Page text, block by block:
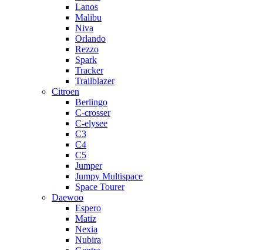
Lanos
Malibu
Niva
Orlando
Rezzo
Spark
Tracker
Trailblazer
Citroen
Berlingo
C-crosser
C-elysee
C3
C4
C5
Jumper
Jumpy Multispace
Space Tourer
Daewoo
Espero
Matiz
Nexia
Nubira